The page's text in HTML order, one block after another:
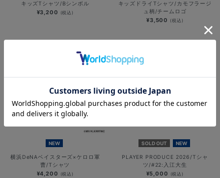
キッズTシャツ/Bシンボル
¥3,200 (税込)
キッズドライTシャツ/カモフラージ
ュ柄/チームロゴ
¥3,500 (税込)
NEW
横浜DeNAベイスターズ×ケロロ軍
曹/Tシャツ
¥4,200 (税込)
SOLD OUT NEW
PLAYER PRODUCE 2026/Tシャ
ツ/#22:入江大生
¥5,000 (税込)